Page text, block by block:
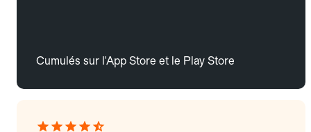
Cumulés sur l'App Store et le Play Store